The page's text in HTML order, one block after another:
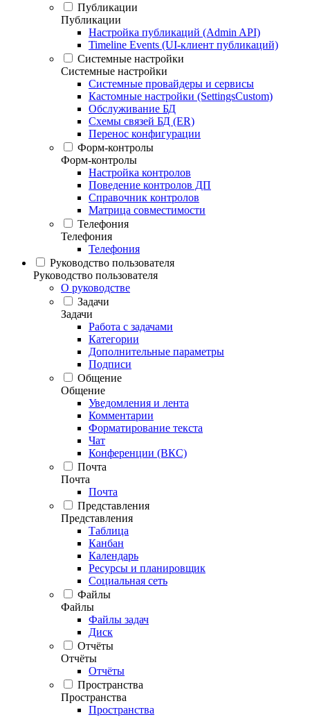
Публикации
Публикации
Настройка публикаций (Admin API)
Timeline Events (UI-клиент публикаций)
Системные настройки
Системные настройки
Системные провайдеры и сервисы
Кастомные настройки (SettingsCustom)
Обслуживание БД
Схемы связей БД (ER)
Перенос конфигурации
Форм-контролы
Форм-контролы
Настройка контролов
Поведение контролов ДП
Справочник контролов
Матрица совместимости
Телефония
Телефония
Телефония
Руководство пользователя
Руководство пользователя
О руководстве
Задачи
Задачи
Работа с задачами
Категории
Дополнительные параметры
Подписи
Общение
Общение
Уведомления и лента
Комментарии
Форматирование текста
Чат
Конференции (ВКС)
Почта
Почта
Почта
Представления
Представления
Таблица
Канбан
Календарь
Ресурсы и планировщик
Социальная сеть
Файлы
Файлы
Файлы задач
Диск
Отчёты
Отчёты
Отчёты
Пространства
Пространства
Пространства